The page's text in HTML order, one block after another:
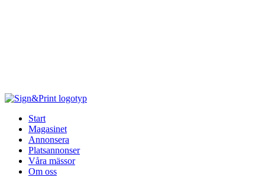
Start
Magasinet
Annonsera
Platsannonser
Våra mässor
Om oss